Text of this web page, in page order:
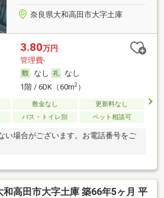
奈良県大和高田市大字土庫
3.80万円
管理費-
なし
なし
1階 / 6DK（60m2）
敷金なし
更新料なし
バス・トイレ別 ペット相談可
い場合がございます。お電話番号をご
和高田市大字土庫 築66年5ヶ月 平